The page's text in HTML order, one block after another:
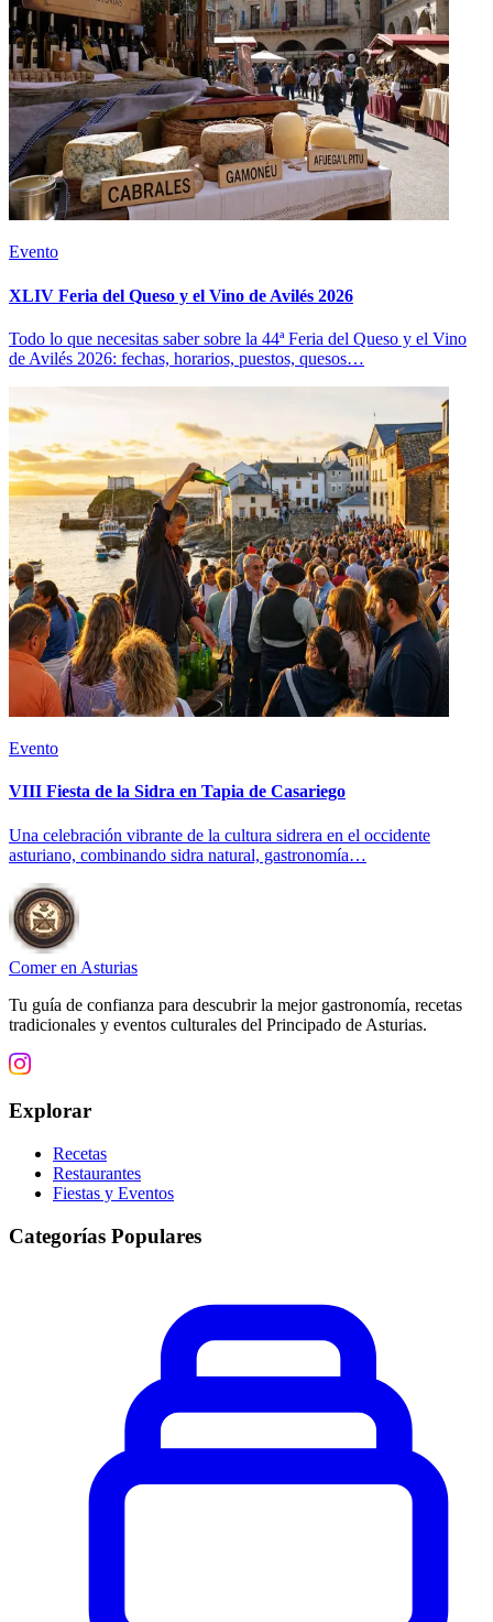
Evento
XLIV Feria del Queso y el Vino de Avilés 2026
Todo lo que necesitas saber sobre la 44ª Feria del Queso y el Vino
de Avilés 2026: fechas, horarios, puestos, quesos…
Evento
VIII Fiesta de la Sidra en Tapia de Casariego
Una celebración vibrante de la cultura sidrera en el occidente
asturiano, combinando sidra natural, gastronomía…
Comer en Asturias
Tu guía de confianza para descubrir la mejor gastronomía, recetas
tradicionales y eventos culturales del Principado de Asturias.
Explorar
Recetas
Restaurantes
Fiestas y Eventos
Categorías Populares